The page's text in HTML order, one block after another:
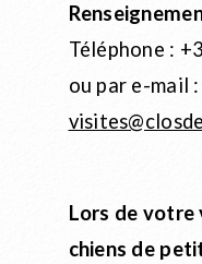
Téléphone :
ou par e-mail :
Lors de votre
chiens de